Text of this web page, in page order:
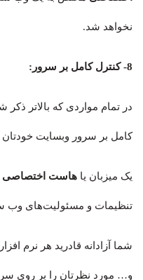
نخواهد شد.
8- کنترل کامل بر سرور :
در تمام مواردی که بالاتر
کامل بر سرور وبسایت
یک میزبان یا هاست اختصاصی
تنظیمات و مسئولیت‌های وب
شما آزادانه قادرید هر نرم
و… مورد نظرتان را بر روی